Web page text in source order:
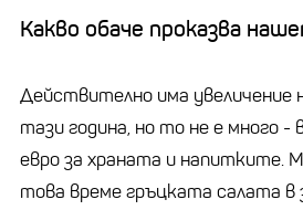
Какво обаче проказва
Действително има увеличение
тази година, но то не е много -
евро за храната и напитките.
това време гръцката салата в